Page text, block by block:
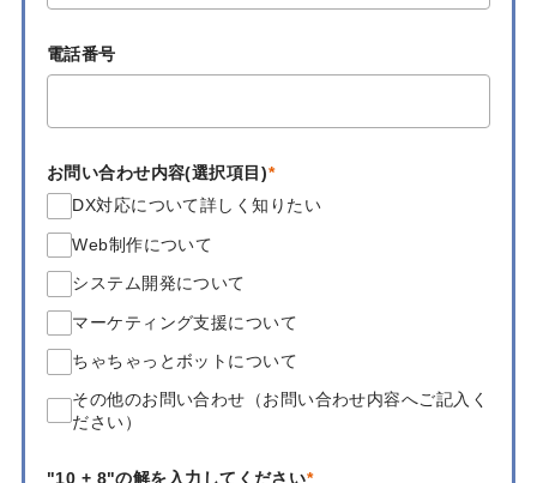
電話番号
お問い合わせ内容(選択項目)
DX対応について詳しく知りたい
Web制作について
システム開発について
マーケティング支援について
ちゃちゃっとボットについて
その他のお問い合わせ（お問い合わせ内容へご記入く
ださい）
"10 + 8"の解を入力してください